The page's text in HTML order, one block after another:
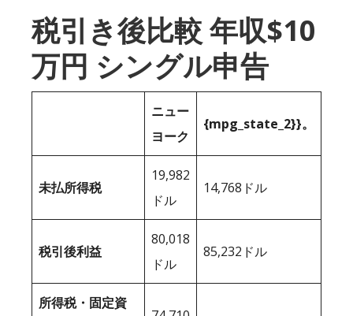
税引き後比較 年収$10
万円 シングル申告
ニュー
ヨーク
{mpg_state_2}}。
未払所得税
19,982
ドル
14,768ドル
税引後利益
80,018
ドル
85,232ドル
所得税・固定資